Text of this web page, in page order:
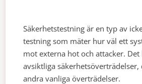
Säkerhetstestning är en typ av
testning som mäter hur väl ett
mot externa hot och attacker.
avsiktliga säkerhetsöverträdelser,
andra vanliga överträdelser.